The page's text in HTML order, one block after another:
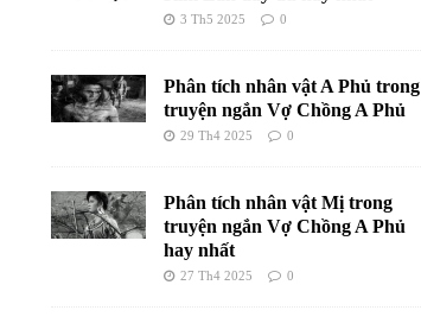
3 Th5 2025 0
Phân tích nhân vật A Phủ trong
truyện ngắn Vợ Chồng A Phủ
29 Th4 2025 0
Phân tích nhân vật Mị trong
truyện ngắn Vợ Chồng A Phủ
hay nhất
27 Th4 2025 0